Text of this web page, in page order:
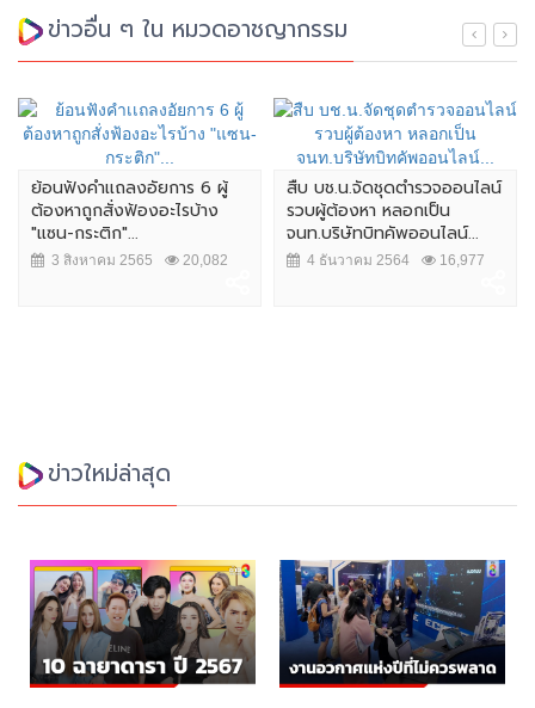
ข่าวอื่น ๆ ใน หมวดอาชญากรรม
นฟังคำเเถลงอัยการ 6 ผู้
งหาถูกสั่งฟ้องอะไรบ้าง
น-กระติก"...
3 สิงหาคม 2565 20,082
สืบ บช.น.จัดชุดตำรวจออนไลน์
รวบผู้ต้องหา หลอกเป็น
จนท.บริษัทบิทคัพออนไลน์...
4 ธันวาคม 2564 16,977
ผบ.
ข่าวใหม่ล่าสุด